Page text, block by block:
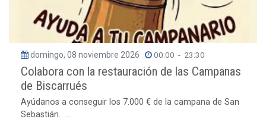
domingo, 08 noviembre 2026 00:00 - 23:30
Colabora con la restauración de las Campanas
de Biscarrués
Ayúdanos a conseguir los 7.000 € de la campana de San
Sebastián. ...